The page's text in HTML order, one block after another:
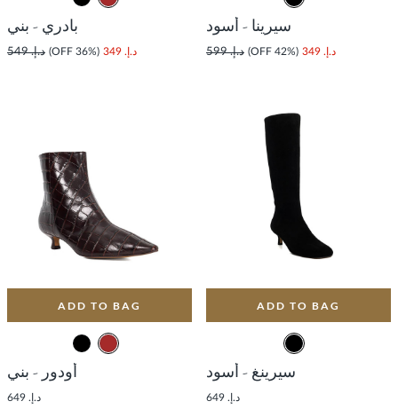
سيرينا - أسود
د.إ. 349 (42% OFF) د.إ. 599
بادري - بني
د.إ. 349 (36% OFF) د.إ. 549
ADD TO BAG
سيرينغ - أسود
د.إ. 649
ADD TO BAG
أودور - بني
د.إ. 649